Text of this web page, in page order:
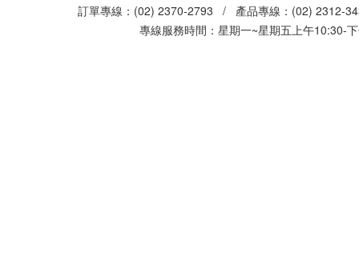
訂單專線：(02) 2370-2793 / 產品專線：(02)
專線服務時間：星期一~星期五上午10:30-